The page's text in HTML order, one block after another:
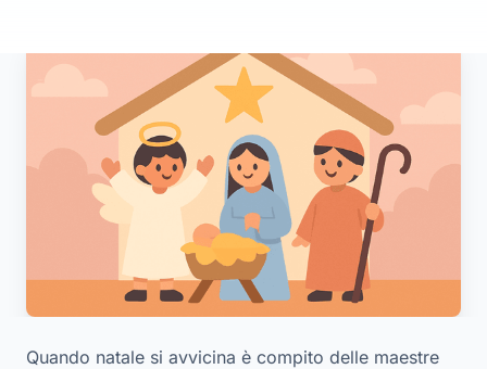
Quando natale si avvicina è compito delle maestre